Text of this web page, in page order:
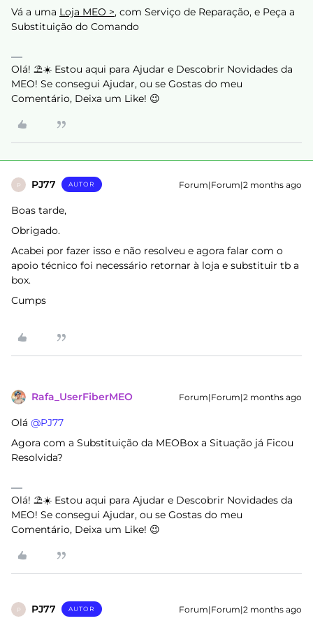
Vá a uma Loja MEO >, com Serviço de Reparação, e Peça a
Substituição do Comando
Olá! ⛱️☀️ Estou aqui para Ajudar e Descobrir Novidades da
MEO! Se consegui Ajudar, ou se Gostas do meu
Comentário, Deixa um Like! 😉
P PJ77 AUTOR Forum|Forum|2 months ago
Boas tarde,
Obrigado.
Acabei por fazer isso e não resolveu e agora falar com o
apoio técnico foi necessário retornar à loja e substituir tb a
box.
Cumps
Rafa_UserFiberMEO Forum|Forum|2 months ago
Olá ​ @PJ77
Agora com a Substituição da MEOBox a Situação já Ficou
Resolvida?
Olá! ⛱️☀️ Estou aqui para Ajudar e Descobrir Novidades da
MEO! Se consegui Ajudar, ou se Gostas do meu
Comentário, Deixa um Like! 😉
P PJ77 AUTOR Forum|Forum|2 months ago